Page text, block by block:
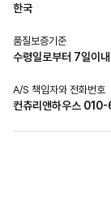
한국
품질보증기준
수령일로부터 7일이
A/S 책임자와 전화번호
컨츄리앤하우스